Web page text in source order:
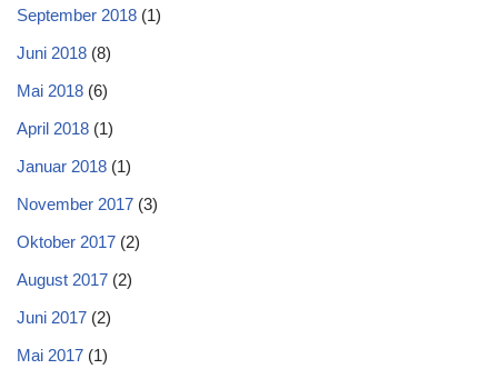
September 2018 (1)
Juni 2018 (8)
Mai 2018 (6)
April 2018 (1)
Januar 2018 (1)
November 2017 (3)
Oktober 2017 (2)
August 2017 (2)
Juni 2017 (2)
Mai 2017 (1)